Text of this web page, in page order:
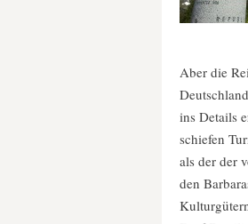
Aber die
ins Details
schiefen
als der der
den